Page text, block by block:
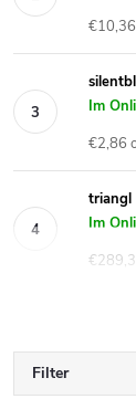
Im
€2,86
triangl
Im
Filter